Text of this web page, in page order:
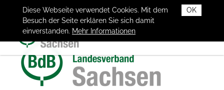
OK
Diese Webseite verwendet Cookies. Mit dem
Besuch der Seite erklären Sie sich damit
einverstanden. Mehr Informationen